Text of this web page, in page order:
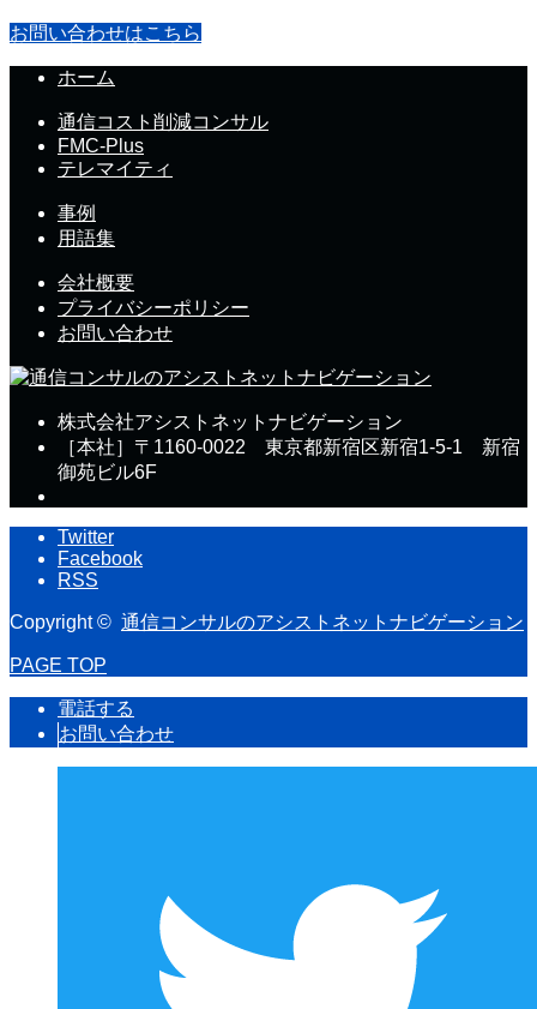
お問い合わせはこちら
ホーム
通信コスト削減コンサル
FMC-Plus
テレマイティ
事例
用語集
会社概要
プライバシーポリシー
お問い合わせ
株式会社アシストネットナビゲーション
［本社］〒1160-0022 東京都新宿区新宿1-5-1 新宿
御苑ビル6F
Twitter
Facebook
RSS
Copyright © 通信コンサルのアシストネットナビゲーション
PAGE TOP
電話する
お問い合わせ